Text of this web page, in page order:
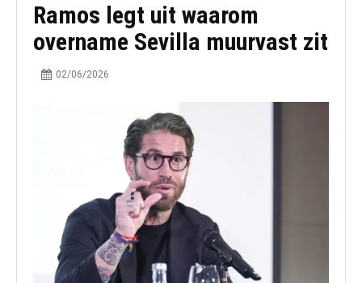
Ramos legt uit waarom
overname Sevilla muurvast zit
02/06/2026